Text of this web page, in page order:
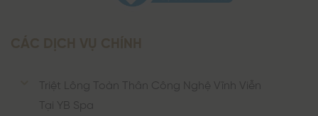
Triệt Lông Toàn Thân Công Nghệ Vĩnh Viễn
Tại YB Spa